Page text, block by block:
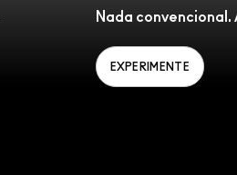
Nada convencional.
EXPERIMENTE